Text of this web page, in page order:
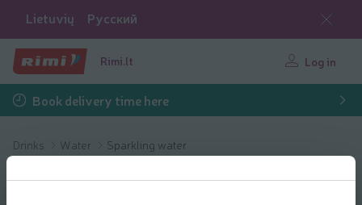
Lietuvių Русский
Rimi.lt Log in
Book delivery time here
Drinks Water Sparkling water
Sparkling water